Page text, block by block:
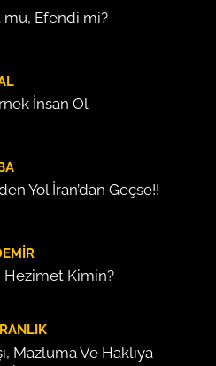
mu, Efendi mi?
İnsan Ol
Yol İran’dan Geçse!!
Kimin?
Mazluma Ve Haklıya